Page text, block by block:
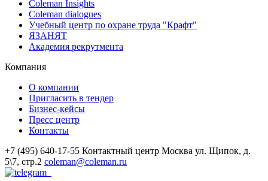
Coleman Insights
Coleman dialogues
Учебный центр по охране труда "Крафт"
ЯЗАНЯТ
Академия рекрутмента
Компания
О компании
Пригласить в тендер
Бизнес-кейсы
Пресс центр
Контакты
+7 (495) 640-17-55 Контактный центр Москва ул. Щипок, д.
5\7, стр.2 coleman@coleman.ru